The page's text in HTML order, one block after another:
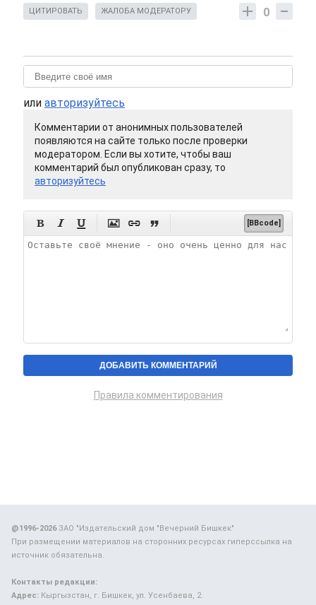
0
ЦИТИРОВАТЬ ЖАЛОБА МОДЕРАТОРУ
или авторизуйтесь
Комментарии от анонимных пользователей
появляются на сайте только после проверки
модератором. Если вы хотите, чтобы ваш
комментарий был опубликован сразу, то
авторизуйтесь
      [BBcode]
Правила комментирования
@1996-2026ЗАО "Издательский дом "Вечерний Бишкек"
При размещении материалов на сторонних ресурсах гиперссылка на
источник обязательна.
Контакты редакции:
Адрес: Кыргызстан, г. Бишкек, ул. Усенбаева, 2.